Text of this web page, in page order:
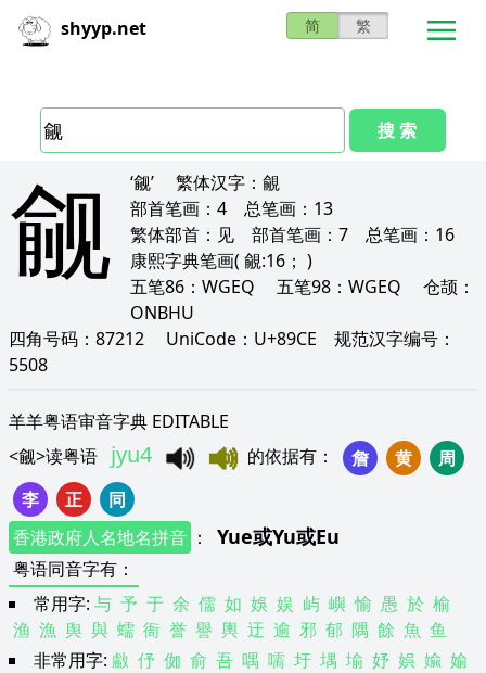
shyyp.net 简 繁
搜 索
觎 ‘觎’ 繁体汉字： 覦
部首笔画： 4 总笔画： 13
繁体部首： 见 部首笔画： 7 总笔画： 16
康熙字典笔画( 覦:16； )
五笔86： WGEQ 五笔98： WGEQ 仓颉：
ONBHU
四角号码： 87212 UniCode： U+89CE 规范汉字编号：
5508
羊羊粤语审音字典 EDITABLE
<觎>读粤语 jyu4 的依据有 ： 詹 黄
周
李
正
同
香港政府人名地名拼音 ： Yue或Yu或Eu
粤语同音字有 ：
常用字: 与 予 于 余 儒 如 娛 娱 屿 嶼 愉 愚 於 榆
渔 漁 舆 與 蠕 衙 誉 譽 輿 迂 逾 邪 郁 隅 餘 魚 鱼
非常用字: 䱷 伃 侞 俞 吾 喁 嚅 圩 堣 堬 妤 娯 婾 媮